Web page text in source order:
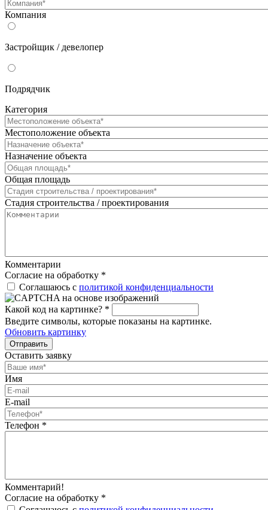
Компания
Застройщик / девелопер
Подрядчик
Категория
Местоположение объекта
Назначение объекта
Общая площадь
Стадия строительства / проектирования
Комментарии
Согласие на обработку *
Соглашаюсь с политикой конфиденциальности
Какой код на картинке? *
Введите символы, которые показаны на картинке.
Обновить картинку
Отправить
Оставить заявку
Имя
E-mail
Телефон *
Комментарий!
Согласие на обработку *